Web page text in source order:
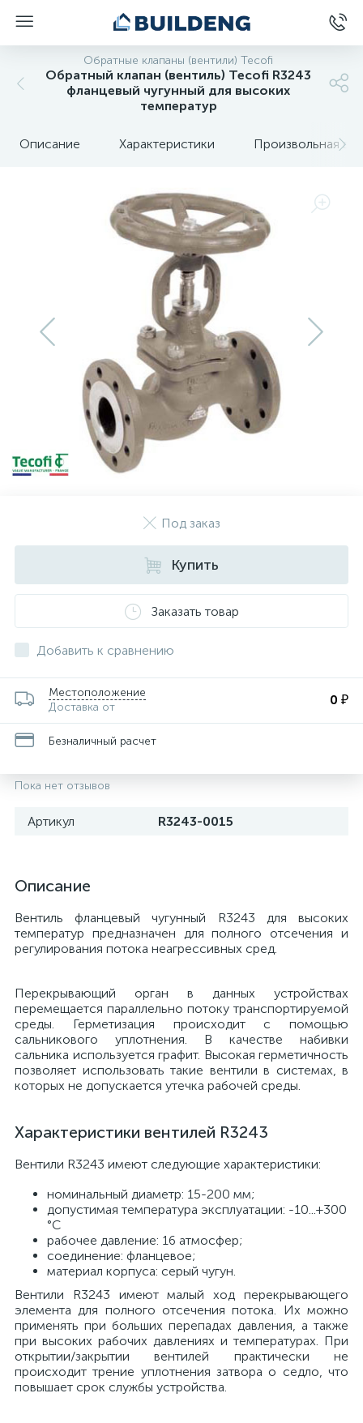
Обратные клапаны (вентили) Tecofi
Обратный клапан (вентиль) Tecofi R3243
фланцевый чугунный для высоких
температур
Описание Характеристики Произвольная
Под заказ
Купить
Заказать товар
Добавить к сравнению
Местоположение
Доставка от
0 ₽
Безналичный расчет
Пока нет отзывов
Артикул R3243-0015
Описание
Вентиль фланцевый чугунный R3243 для высоких
температур предназначен для полного отсечения и
регулирования потока неагрессивных сред.
Перекрывающий орган в данных устройствах
перемещается параллельно потоку транспортируемой
среды. Герметизация происходит с помощью
сальникового уплотнения. В качестве набивки
сальника используется графит. Высокая герметичность
позволяет использовать такие вентили в системах, в
которых не допускается утечка рабочей среды.
Характеристики вентилей R3243
Вентили R3243 имеют следующие характеристики:
номинальный диаметр: 15-200 мм;
допустимая температура эксплуатации: -10...+300
°С
рабочее давление: 16 атмосфер;
соединение: фланцевое;
материал корпуса: серый чугун.
Вентили R3243 имеют малый ход перекрывающего
элемента для полного отсечения потока. Их можно
применять при больших перепадах давления, а также
при высоких рабочих давлениях и температурах. При
открытии/закрытии вентилей практически не
происходит трение уплотнения затвора о седло, что
повышает срок службы устройства.